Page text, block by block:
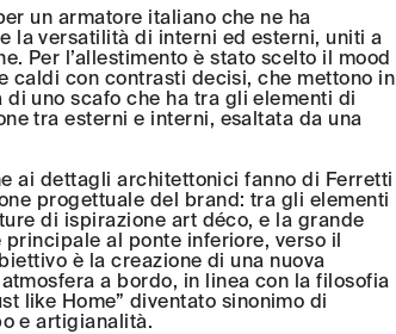
un armatore italiano che ne ha
la versatilità di interni ed esterni, uniti a
Per l’allestimento è stato scelto il mood
caldi con contrasti decisi, che mettono in
di uno scafo che ha tra gli elementi di
tra esterni e interni, esaltata da una
ai dettagli architettonici fanno di Ferretti
progettuale del brand: tra gli elementi
di ispirazione art déco, e la grande
al ponte inferiore, verso il
è la creazione di una nuova
a bordo, in linea con la filosofia
like Home” diventato sinonimo di
e artigianalità.